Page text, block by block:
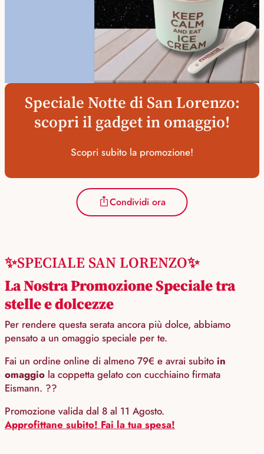
Speciale Notte di San Lorenzo:
scopri il gadget in omaggio!
Scopri subito la promozione!
Condividi ora
✨SPECIALE SAN LORENZO✨
La Nostra Promozione Speciale tra
stelle e dolcezze
Per rendere questa serata ancora più dolce, abbiamo
pensato a un omaggio speciale per te.
Fai un ordine online di almeno 79€ e avrai subito in
omaggio la coppetta gelato con cucchiaino firmata
Eismann. ??
Promozione valida dal 8 al 11 Agosto.
Approfittane subito! Fai la tua spesa!